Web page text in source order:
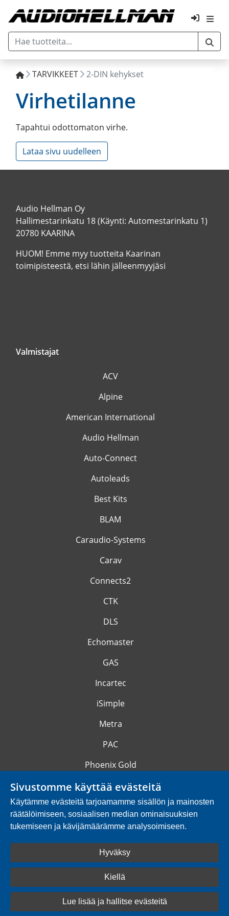
TARVIKKEET 2-DIN kehykset
Virhetilanne
Tapahtui odottomaton virhe.
Lataa sivu uudelleen
Audio Hellman Oy
Hallimestarinkatu 18 (Käynti: Automestarinkatu 1)
20780 KAARINA
HUOM! Emme myy tuotteita Kaarinan
toimipisteestä, etsi lähin jälleenmyyjäsi
Valmistajat
ACV
Alpine
American International
Audio Hellman
Auto-Connect
Autoleads
Best Kits
BLAM
Caraudio-Systems
Carav
Connects2
CTK
DLS
Echomaster
GAS
Incartec
iSimple
Metra
PAC
Phoenix Gold
Rebec
Silent Coat
Sonoauto
Speedsignal
Stinger
System One
Powered by
Sivustomme käyttää evästeitä
Käytämme evästeitä tarjoamamme sisällön ja mainosten
räätälöimiseen, sosiaalisen median ominaisuuksien
tukemiseen ja kävijämäärämme analysoimiseen.
Hyväksy
Kiellä
Lue lisää ja hallitse evästeitä